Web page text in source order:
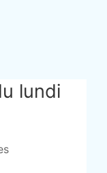
lundi